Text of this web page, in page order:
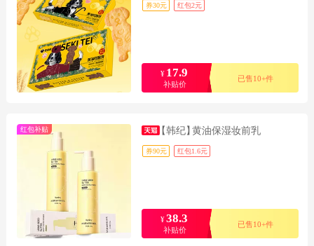
券30元 红包2元
¥ 17.9
补贴价
已售10+件
红包补贴 【韩纪】黄油保湿妆前乳
券90元 红包1.6元
¥ 38.3
补贴价
已售10+件